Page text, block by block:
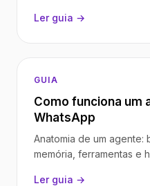
Ler guia →
GUIA
Como funciona um
WhatsApp
Anatomia de um agente:
memória, ferramentas e
Ler guia →